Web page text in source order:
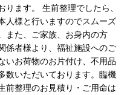
ます。 生前整理でしたら、
人様と行いますのでスムーズ
また、ご家族、お身内の方
係者様より、福祉施設へのご
いお荷物のお片付け、不用品
数いただいております。臨機
前整理のお見積り・ご用命は